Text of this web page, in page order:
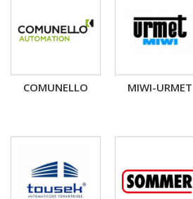
COMUNELLO MIWI-URMET